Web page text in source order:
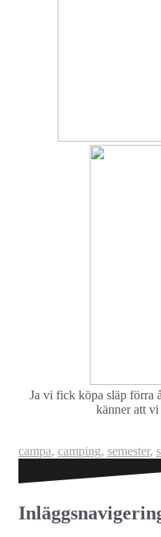
Ja vi fick köpa släp förra
känner att
campa, camping, semester,